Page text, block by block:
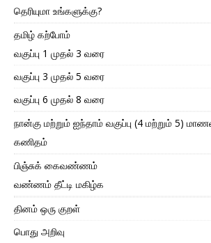
தெரியுமா உங்களுக்கு?
தமிழ் கற்போம்
வகுப்பு 1 முதல் 3 வரை
வகுப்பு 3 முதல் 5 வரை
வகுப்பு 6 முதல் 8 வரை
நான்கு மற்றும் ஐந்தாம் வகுப்பு (4 மற்றும் 5)
கணிதம்
பிஞ்சுக் கைவண்ணம்
வண்ணம் தீட்டி மகிழ்க
தினம் ஒரு குறள்
பொது அறிவு